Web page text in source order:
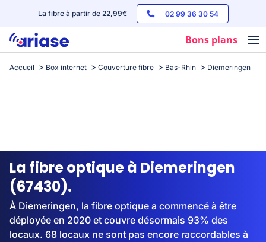
La fibre à partir de 22,99€ 02 99 36 30 54
Bons plans
Box internet
Streaming
Accueil Box internet Couverture fibre Bas-Rhin Diemeringen
La fibre optique à Diemeringen
(67430).
À Diemeringen, la fibre optique a commencé à être
déployée en 2020 et couvre désormais 93% des
locaux. 68 locaux ne sont pas encore raccordables à